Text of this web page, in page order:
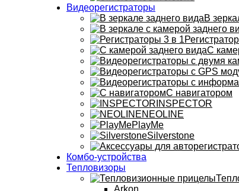
Видеорегистраторы
В
С
С навигатором
INSPECTOR
NEOLINE
PlayMe
Silverstone
Комбо-устройства
Тепловизоры
Arkon